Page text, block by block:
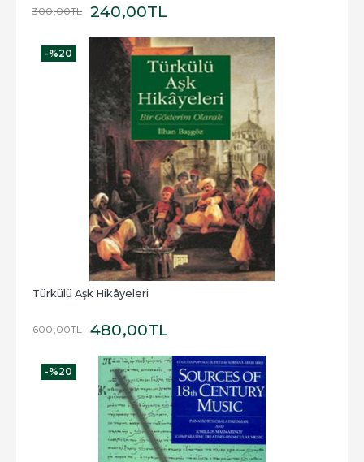
300,00TL 240,00TL
-%20
Türkülü Aşk Hikâyeleri
600,00TL 480,00TL
-%20